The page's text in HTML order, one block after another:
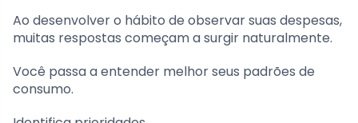
Ao desenvolver o hábito de observar suas despesas,
muitas respostas começam a surgir naturalmente.
Você passa a entender melhor seus padrões de
consumo.